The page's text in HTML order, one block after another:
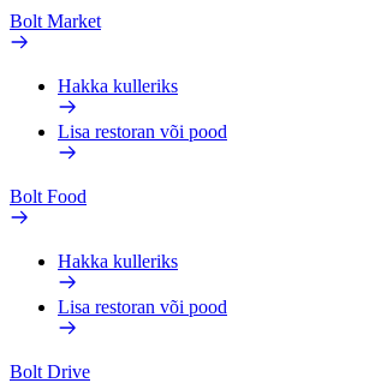
Bolt Market
Hakka kulleriks
Lisa restoran või pood
Bolt Food
Hakka kulleriks
Lisa restoran või pood
Bolt Drive